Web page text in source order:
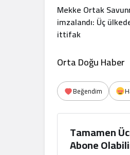
Mekke Ortak
imzalandı: Üç
ittifak
Orta Doğu Haber
Beğendim
Tamamen
Abone